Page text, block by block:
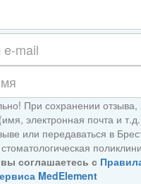
При сохранении
электронная почта и
или передаваться в
соглашаетесь с
MedElement